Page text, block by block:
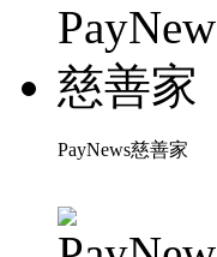
PayNews慈善家